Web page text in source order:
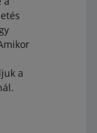
a